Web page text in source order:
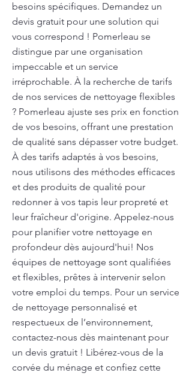
besoins spécifiques. Demandez un
devis gratuit pour une solution qui
vous correspond ! Pomerleau se
distingue par une organisation
impeccable et un service
irréprochable. À la recherche de tarifs
de nos services de nettoyage flexibles
? Pomerleau ajuste ses prix en fonction
de vos besoins, offrant une prestation
de qualité sans dépasser votre budget.
À des tarifs adaptés à vos besoins,
nous utilisons des méthodes efficaces
et des produits de qualité pour
redonner à vos tapis leur propreté et
leur fraîcheur d'origine. Appelez-nous
pour planifier votre nettoyage en
profondeur dès aujourd'hui! Nos
équipes de nettoyage sont qualifiées
et flexibles, prêtes à intervenir selon
votre emploi du temps. Pour un service
de nettoyage personnalisé et
respectueux de l’environnement,
contactez-nous dès maintenant pour
un devis gratuit ! Libérez-vous de la
corvée du ménage et confiez cette